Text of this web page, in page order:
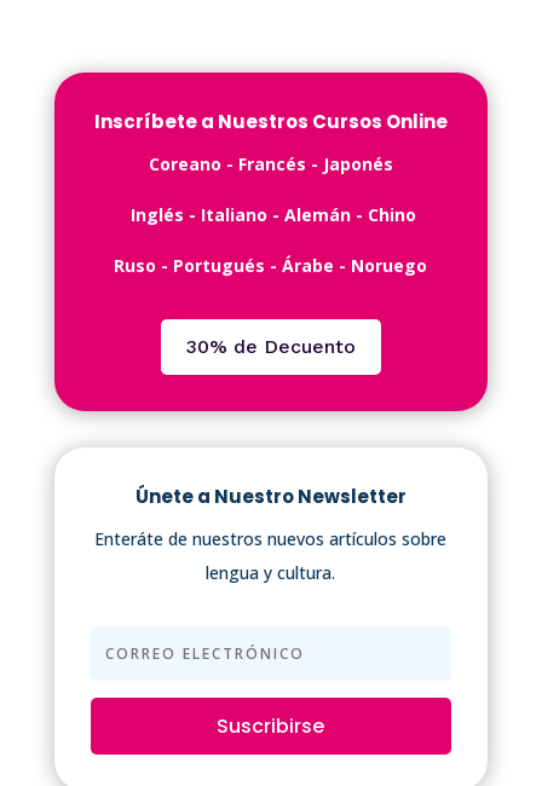
Inscríbete a Nuestros Cursos Online
C️oreano - ️Francés -️ Japonés
Inglés -️ Italiano - Alemán - Chino
Ruso - Portugués - Árabe - Noruego
30% de Decuento
Únete a Nuestro Newsletter
Enteráte de nuestros nuevos artículos sobre
lengua y cultura.
Suscribirse